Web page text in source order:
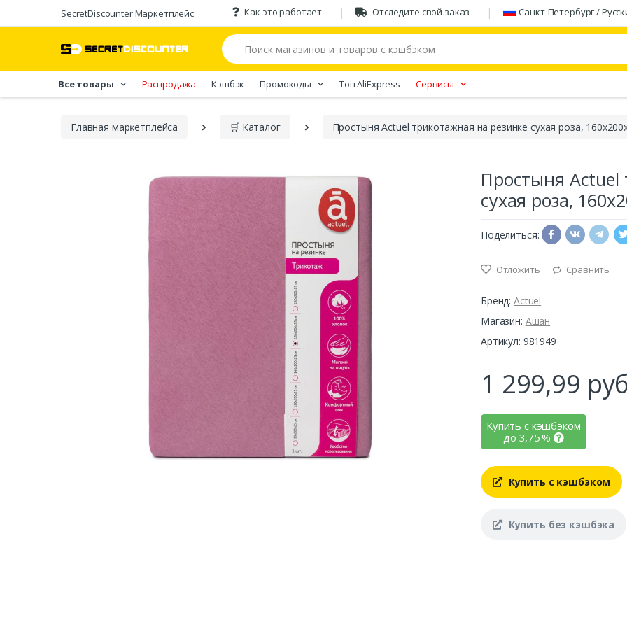
SecretDiscounter Маркетплейс Как это работает Отследите свой заказ Санкт-Петербург /
Все товары Распродажа Кэшбэк Промокоды Tоп AliExpress Сервисы
Главная марĸетплейса 🛒 Каталог Простыня Actuel трикотажная на резинке сухая роза,
Простыня Actuel
сухая роза,
Поделиться:
Отложить Сравнить
Бренд: Actuel
Магазин: Ашан
Артикул: 981949
1 299,99
Купить с кэшбэком
до 3,75%
Купить с кэшбэком
Купить без кэшбэка